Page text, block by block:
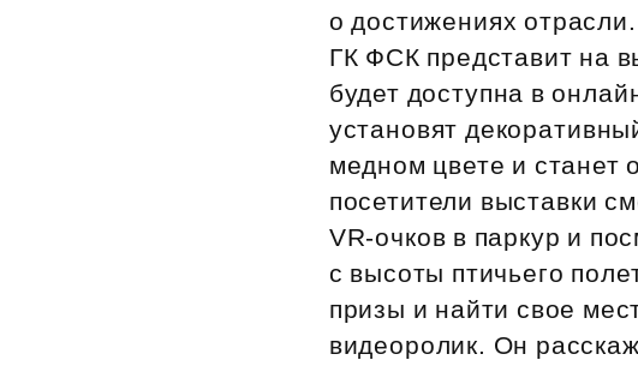
о достижениях отрасли.
ГК ФСК представит на
будет доступна в
установят
медном цвете и станет
посетители выставки
VR‑очков в паркур и
с высоты птичьего
призы и найти свое
видеоролик. Он